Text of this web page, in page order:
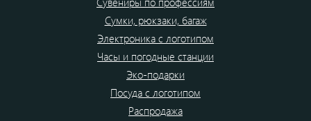
Сумки, рюкзаки, багаж
Электроника с логотипом
Часы и погодные станции
Эко-подарки
Посуда с логотипом
Распродажа